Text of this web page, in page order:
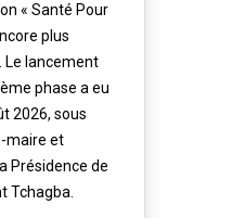
« Santé Pour
plus
Le lancement
phase a eu
2026, sous
maire et
Présidence de
Tchagba.